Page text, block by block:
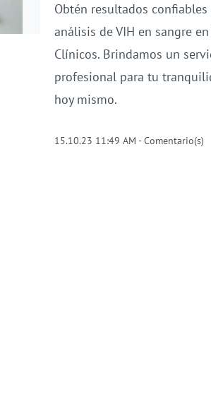
Obtén resultados
análisis de VIH en sangre
Clínicos. Brindamos un
profesional para tu
hoy mismo.
15.10.23 11:49 AM-Comentario(s)